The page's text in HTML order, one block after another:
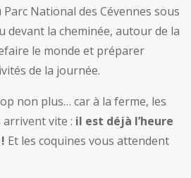
Parc National des Cévennes sous
devant la cheminée, autour de la
le monde et préparer
de la journée.
non plus… car à la ferme, les
vite : il est déjà l’heure
Et les coquines vous attendent